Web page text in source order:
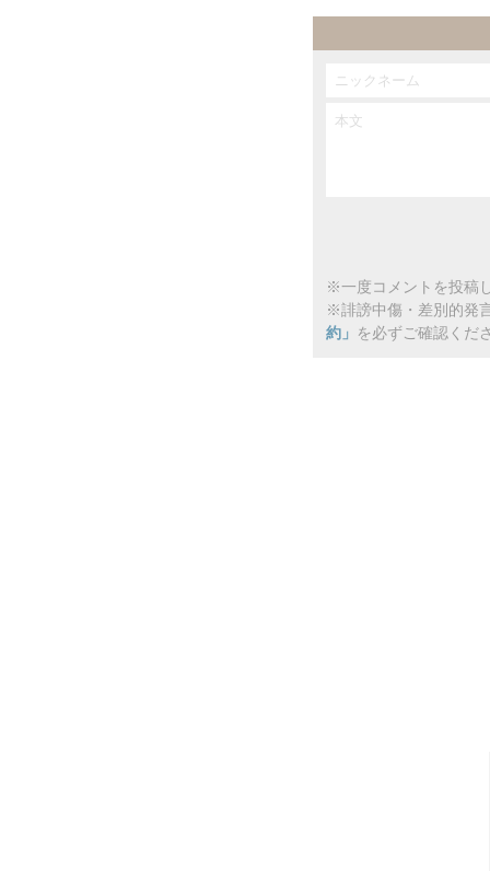
※一度コメントを投稿
※誹謗中傷・差別的発
約」 を必ずご確認くだ